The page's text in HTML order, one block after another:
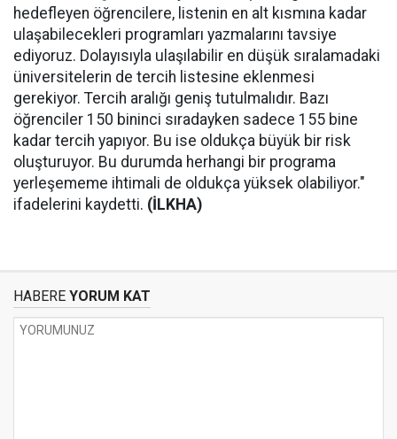
hedefleyen öğrencilere, listenin en alt kısmına kadar
ulaşabilecekleri programları yazmalarını tavsiye
ediyoruz. Dolayısıyla ulaşılabilir en düşük sıralamadaki
üniversitelerin de tercih listesine eklenmesi
gerekiyor. Tercih aralığı geniş tutulmalıdır. Bazı
öğrenciler 150 bininci sıradayken sadece 155 bine
kadar tercih yapıyor. Bu ise oldukça büyük bir risk
oluşturuyor. Bu durumda herhangi bir programa
yerleşememe ihtimali de oldukça yüksek olabiliyor."
ifadelerini kaydetti. (İLKHA)
HABERE YORUM KAT